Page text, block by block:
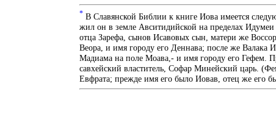
* В Славянской Библии к книге Иова имеется
жил он в земле Авситидийской на пределах
отца Зарефа, сынов Исавовых сын, матери же
Веора, и имя городу его Деннава; после же
Мадиама на поле Моава,- и имя городу его Гефем.
савхейский властитель, Софар Минейский царь.
Евфрата; прежде имя его было Иовав, отец же его